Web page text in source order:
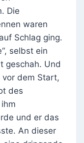
Die
waren
Schlag ging.
selbst ein
geschah. Und
vor dem Start,
des
und er das
An dieser